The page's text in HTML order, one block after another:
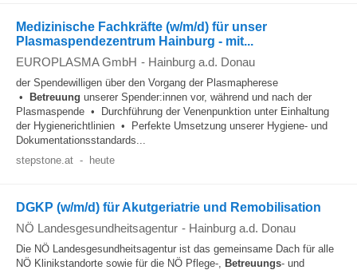
Medizinische Fachkräfte (w/m/d) für unser
Plasmaspendezentrum Hainburg - mit...
EUROPLASMA GmbH - Hainburg a.d. Donau
der Spendewilligen über den Vorgang der Plasmapherese
•
Betreuung unserer Spender:innen vor, während und nach der
Plasmaspende • Durchführung der Venenpunktion unter Einhaltung
der Hygienerichtlinien • Perfekte Umsetzung unserer Hygiene- und
Dokumentationsstandards...
stepstone.at - heute
DGKP (w/m/d) für Akutgeriatrie und Remobilisation
NÖ Landesgesundheitsagentur - Hainburg a.d. Donau
Die NÖ Landesgesundheitsagentur ist das gemeinsame Dach für alle
NÖ Klinikstandorte sowie für die NÖ Pflege-, Betreuungs- und